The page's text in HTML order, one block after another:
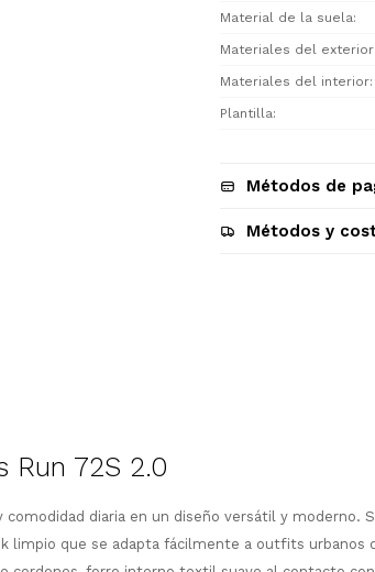
Material de la suela
Materiales del exterior
Materiales del interior
Plantilla
Métodos de
Métodos y
Run 72S 2.0
diaria en un diseño versátil y moderno.
limpio que se adapta fácilmente a outfits urbanos
forma más ágil de